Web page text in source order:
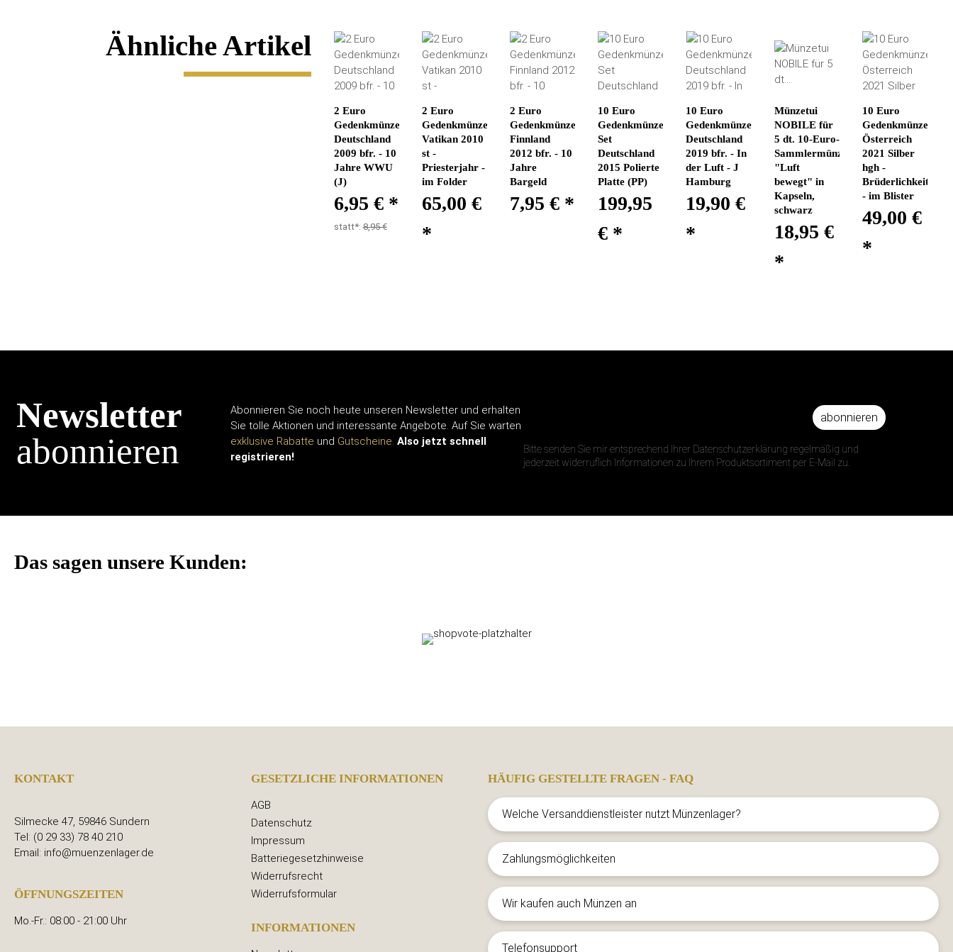
Ähnliche Artikel
2 Euro
Gedenkmünze
Deutschland
2009 bfr. - 10
Jahre WWU
(J)
6,95 € *
statt*:8,95 €
2 Euro
Gedenkmünze
Vatikan 2010
st -
Priesterjahr -
im Folder
65,00 €
*
2 Euro
Gedenkmünze
Finnland
2012 bfr. - 10
Jahre
Bargeld
7,95 € *
10 Euro
Gedenkmünzen-
Set
Deutschland
2015 Polierte
Platte (PP)
199,95
€ *
10 Euro
Gedenkmünze
Deutschland
2019 bfr. - In
der Luft - J
Hamburg
19,90 €
*
Münzetui
NOBILE für
5 dt. 10-Euro-
Sammlermünzen
"Luft
bewegt" in
Kapseln,
schwarz
18,95 €
*
10 Euro
Gedenkmünze
Österreich
2021 Silber
hgh -
Brüderlichkeit
- im Blister
49,00 €
*
Newsletter
abonnieren
Abonnieren Sie noch heute unseren Newsletter und erhalten
Sie tolle Aktionen und interessante Angebote. Auf Sie warten
exklusive Rabatte und Gutscheine. Also jetzt schnell
registrieren!
abonnieren
Bitte senden Sie mir entsprechend Ihrer Datenschutzerklärung regelmäßig und
jederzeit widerruflich Informationen zu Ihrem Produktsortiment per E-Mail zu.
Das sagen unsere Kunden:
KONTAKT
Silmecke 47, 59846 Sundern
Tel: (0 29 33) 78 40 210
Email: info@muenzenlager.de
ÖFFNUNGSZEITEN
Mo.-Fr.: 08:00 - 21:00 Uhr
GESETZLICHE INFORMATIONEN
AGB
Datenschutz
Impressum
Batteriegesetzhinweise
Widerrufsrecht
Widerrufsformular
INFORMATIONEN
HÄUFIG GESTELLTE FRAGEN - FAQ
Welche Versanddienstleister nutzt Münzenlager?
Zahlungsmöglichkeiten
Wir kaufen auch Münzen an
Telefonsupport